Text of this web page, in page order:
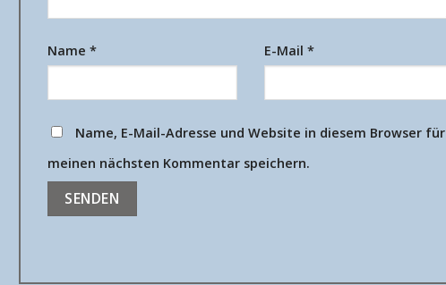
Name * E-Mail *
Name, E-Mail-Adresse und Website in diesem Browser für
meinen nächsten Kommentar speichern.